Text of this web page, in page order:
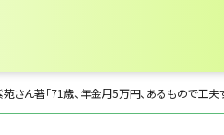
苑さん著「71歳、年金月5万円、あるもので工夫